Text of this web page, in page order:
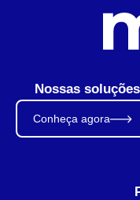
Nossas soluções
Conheça agora